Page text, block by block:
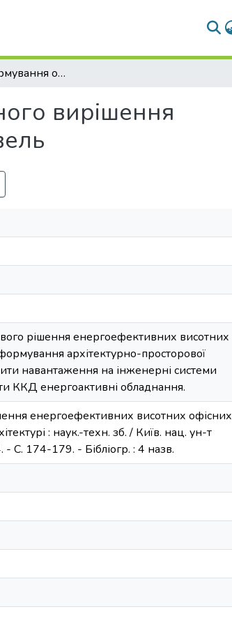
Прийоми формування об'ємно-планувального вирішення енергоефективних висотних офісних будівель
вирішення
рішення енергоефективних висотних
архітектурно-просторової
навантаження на інженерні системи
ККД енергоактивні обладнання.
енергоефективних висотних офісних
: наук.-техн. зб. / Київ. нац. ун-т
C. 174-179. - Бібліогр. : 4 назв.